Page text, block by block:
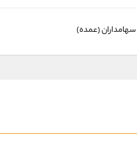
سهامداران (عمده)